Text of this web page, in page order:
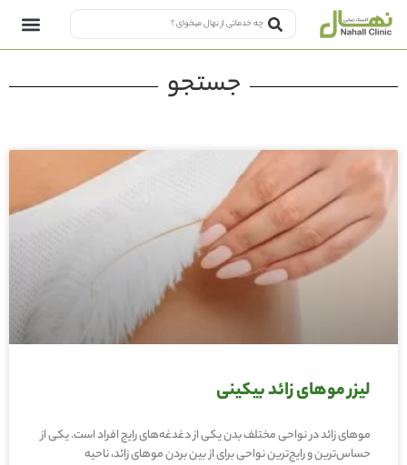
جستجو
لیزر موهای زائد بیکینی
موهای زائد در نواحی مختلف بدن یکی از دغدغه‌های رایج افراد است. یکی از
حساس‌ترین و رایج‌ترین نواحی برای از بین بردن موهای زائد، ناحیه